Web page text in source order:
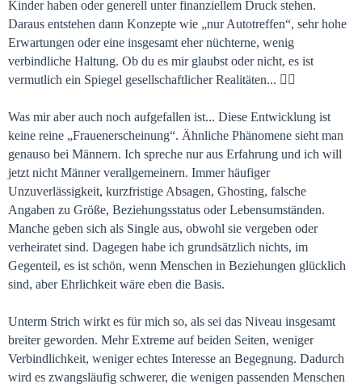
Kinder haben oder generell unter finanziellem Druck stehen.
Daraus entstehen dann Konzepte wie „nur Autotreffen“, sehr hohe
Erwartungen oder eine insgesamt eher nüchterne, wenig
verbindliche Haltung. Ob du es mir glaubst oder nicht, es ist
vermutlich ein Spiegel gesellschaftlicher Realitäten... 🤷‍♀️
Was mir aber auch noch aufgefallen ist... Diese Entwicklung ist
keine reine „Frauenerscheinung“. Ähnliche Phänomene sieht man
genauso bei Männern. Ich spreche nur aus Erfahrung und ich will
jetzt nicht Männer verallgemeinern. Immer häufiger
Unzuverlässigkeit, kurzfristige Absagen, Ghosting, falsche
Angaben zu Größe, Beziehungsstatus oder Lebensumständen.
Manche geben sich als Single aus, obwohl sie vergeben oder
verheiratet sind. Dagegen habe ich grundsätzlich nichts, im
Gegenteil, es ist schön, wenn Menschen in Beziehungen glücklich
sind, aber Ehrlichkeit wäre eben die Basis.
Unterm Strich wirkt es für mich so, als sei das Niveau insgesamt
breiter geworden. Mehr Extreme auf beiden Seiten, weniger
Verbindlichkeit, weniger echtes Interesse an Begegnung. Dadurch
wird es zwangsläufig schwerer, die wenigen passenden Menschen